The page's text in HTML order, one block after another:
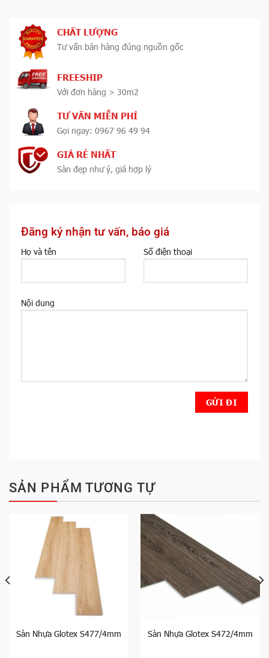
CHẤT LƯỢNG
Tư vấn bán hàng đúng nguồn gốc
FREESHIP
Với đơn hàng > 30m2
TƯ VẤN MIỄN PHÍ
Gọi ngay: 0967 96 49 94
GIÁ RẺ NHẤT
Sàn đẹp như ý, giá hợp lý
Đăng ký nhận tư vấn, báo giá
Họ và tên Số điện thoại
Nội dung
SẢN PHẨM TƯƠNG TỰ
Sàn Nhựa Glotex S477/4mm Sàn Nhựa Glotex S472/4mm